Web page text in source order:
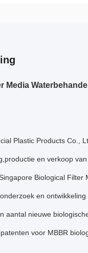
Media
Plastic Products Co.,
en verkoop
Biological
en
aantal nieuwe
voor MBBR